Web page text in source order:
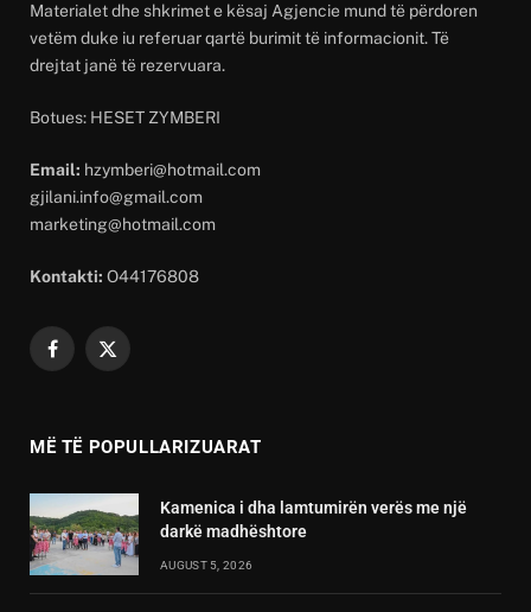
Materialet dhe shkrimet e kësaj Agjencie mund të përdoren
vetëm duke iu referuar qartë burimit të informacionit. Të
drejtat janë të rezervuara.
Botues: HESET ZYMBERI
Email: hzymberi@hotmail.com
gjilani.info@gmail.com
marketing@hotmail.com
Kontakti: O44176808
Facebook
X
MË TË POPULLARIZUARAT
Kamenica i dha lamtumirën verës me një
darkë madhështore
AUGUST 5, 2026